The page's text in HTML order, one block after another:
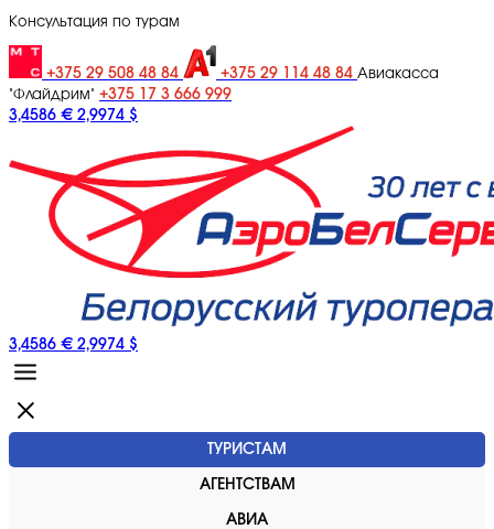
Консультация по турам
+375 29 508 48 84 +375 29 114 48 84 Авиакасса
"Флайдрим" +375 17 3 666 999
3,4586 € 2,9974 $
3,4586 € 2,9974 $
ТУРИСТАМ
АГЕНТСТВАМ
АВИА